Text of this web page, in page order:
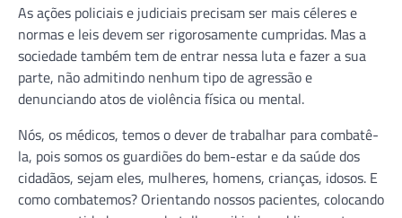
As ações policiais e judiciais precisam ser mais céleres e
normas e leis devem ser rigorosamente cumpridas. Mas a
sociedade também tem de entrar nessa luta e fazer a sua
parte, não admitindo nenhum tipo de agressão e
denunciando atos de violência física ou mental.
Nós, os médicos, temos o dever de trabalhar para combatê-
la, pois somos os guardiões do bem-estar e da saúde dos
cidadãos, sejam eles, mulheres, homens, crianças, idosos. E
como combatemos? Orientando nossos pacientes, colocando